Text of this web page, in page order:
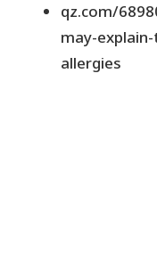
qz.com/
may-
allergies